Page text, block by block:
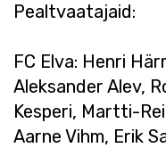
Pealtvaatajaid:
FC Elva: Henri
Aleksander Alev,
Kesperi, Martti-
Aarne Vihm, Erik